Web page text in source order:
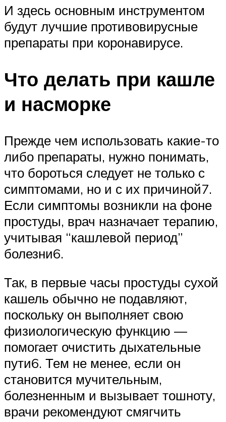
И здесь основным инструментом
будут лучшие противовирусные
препараты при коронавирусе.
Что делать при кашле
и насморке
Прежде чем использовать какие-то
либо препараты, нужно понимать,
что бороться следует не только с
симптомами, но и с их причиной7.
Если симптомы возникли на фоне
простуды, врач назначает терапию,
учитывая “кашлевой период”
болезни6.
Так, в первые часы простуды сухой
кашель обычно не подавляют,
поскольку он выполняет свою
физиологическую функцию —
помогает очистить дыхательные
пути6. Тем не менее, если он
становится мучительным,
болезненным и вызывает тошноту,
врачи рекомендуют смягчить